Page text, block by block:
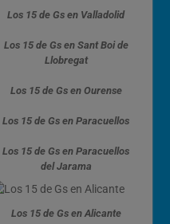
Los 15 de Gs en Valladolid
Los 15 de Gs en Sant Boi de
Llobregat
Los 15 de Gs en Ourense
Los 15 de Gs en Paracuellos
Los 15 de Gs en Paracuellos
del Jarama
Los 15 de Gs en Alicante